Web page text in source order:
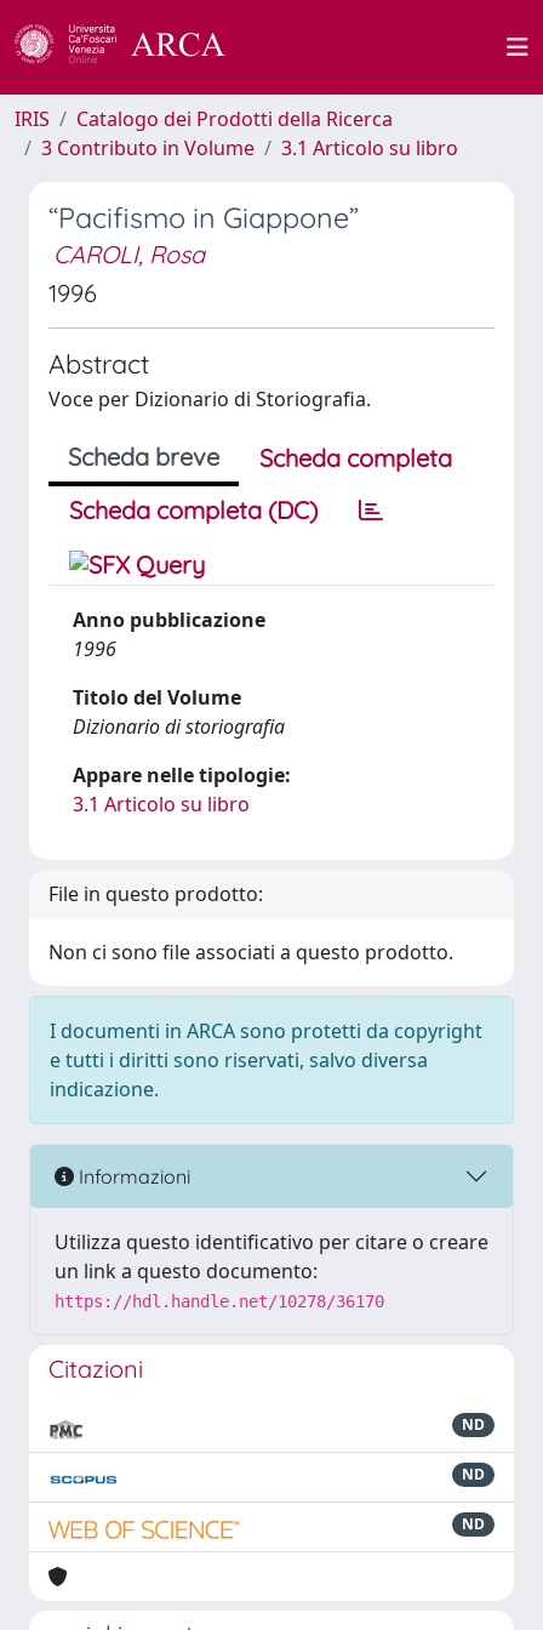
IRIS
Catalogo dei Prodotti della Ricerca
3 Contributo in Volume
3.1 Articolo su libro
“Pacifismo in Giappone”
CAROLI, Rosa
1996
Abstract
Voce per Dizionario di Storiografia.
Scheda breve
Scheda completa
Scheda completa (DC)
Anno pubblicazione
1996
Titolo del Volume
Dizionario di storiografia
Appare nelle tipologie:
3.1 Articolo su libro
File in questo prodotto:
Non ci sono file associati a questo prodotto.
I documenti in ARCA sono protetti da copyright
e tutti i diritti sono riservati, salvo diversa
indicazione.
Informazioni
Utilizza questo identificativo per citare o creare
un link a questo documento:
https://hdl.handle.net/10278/36170
Citazioni
ND
ND
ND